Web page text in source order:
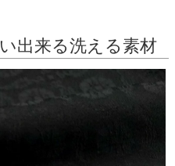
出来る洗える素材